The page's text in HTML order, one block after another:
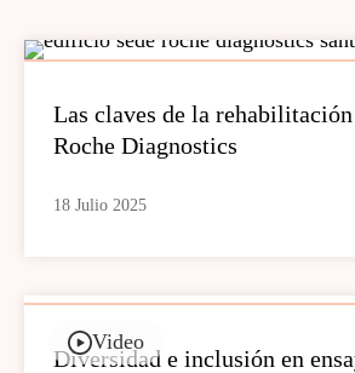
Las claves de la
Roche Diagnostics
18 Julio 2025
Video
Diversidad e inclusión en